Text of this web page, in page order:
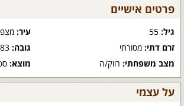
פרטים אישיים
גיל: עיר:
זרם דתי: מסורתי גובה:183 ס"מ
מצב משפחתי: רווק/ה מוצא:
על עצמי